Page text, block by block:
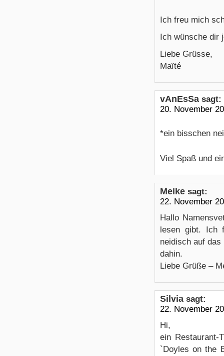
Ich freu mich
Ich wünsche dir
Liebe Grüsse,
Maïté
vAnEsSa sagt:
20. November
*ein bisschen
Viel Spaß und
Meike sagt:
22. November
Hallo
lesen gibt. Ich
neidisch auf das
dahin.
Liebe Grüße –
Silvia sagt:
22. November
Hi,
ein Restaurant-
`Doyles on the